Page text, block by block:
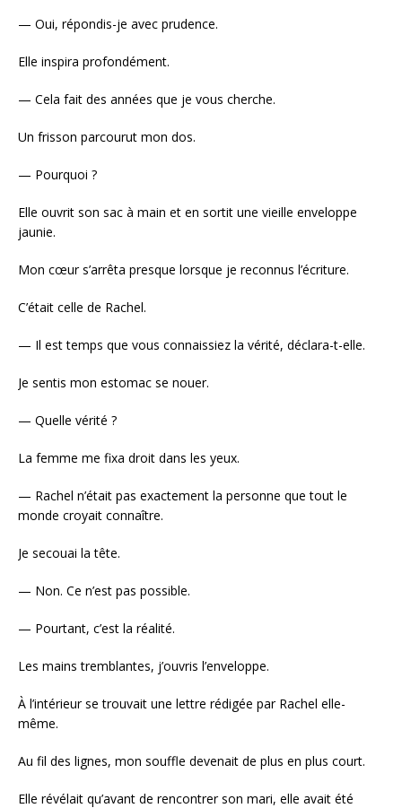
— Oui, répondis-je avec prudence.
Elle inspira profondément.
— Cela fait des années que je vous cherche.
Un frisson parcourut mon dos.
— Pourquoi ?
Elle ouvrit son sac à main et en sortit une vieille enveloppe
jaunie.
Mon cœur s’arrêta presque lorsque je reconnus l’écriture.
C’était celle de Rachel.
— Il est temps que vous connaissiez la vérité, déclara-t-elle.
Je sentis mon estomac se nouer.
— Quelle vérité ?
La femme me fixa droit dans les yeux.
— Rachel n’était pas exactement la personne que tout le
monde croyait connaître.
Je secouai la tête.
— Non. Ce n’est pas possible.
— Pourtant, c’est la réalité.
Les mains tremblantes, j’ouvris l’enveloppe.
À l’intérieur se trouvait une lettre rédigée par Rachel elle-
même.
Au fil des lignes, mon souffle devenait de plus en plus court.
Elle révélait qu’avant de rencontrer son mari, elle avait été